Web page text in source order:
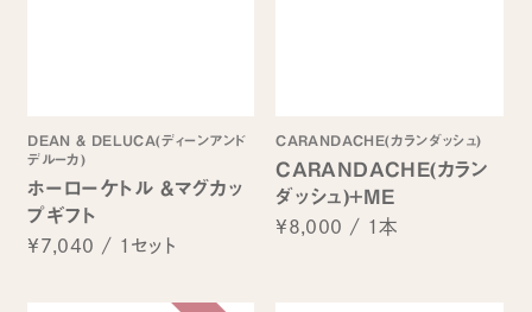
DEAN & DELUCA(ディーンアンド
デルーカ)
ホーローケトル &マグカッ
プギフト
¥7,040 / 1セット
CARANDACHE(カランダッシュ)
CARANDACHE(カラン
ダッシュ)+ME
¥8,000 / 1本